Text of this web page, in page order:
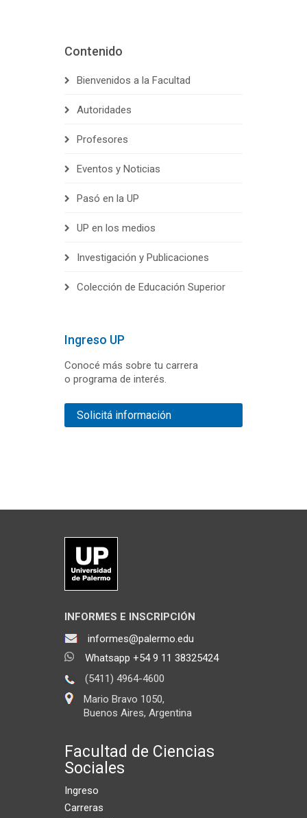
Contenido
Bienvenidos a la Facultad
Autoridades
Profesores
Eventos y Noticias
Pasó en la UP
UP en los medios
Investigación y Publicaciones
Colección de Educación Superior
Ingreso UP
Conocé más sobre tu carrera
o programa de interés.
Solicitá información
INFORMES E INSCRIPCIÓN
informes@palermo.edu
Whatsapp +54 9 11 38325424
(5411) 4964-4600
Mario Bravo 1050,
Buenos Aires, Argentina
Facultad de Ciencias
Sociales
Ingreso
Carreras